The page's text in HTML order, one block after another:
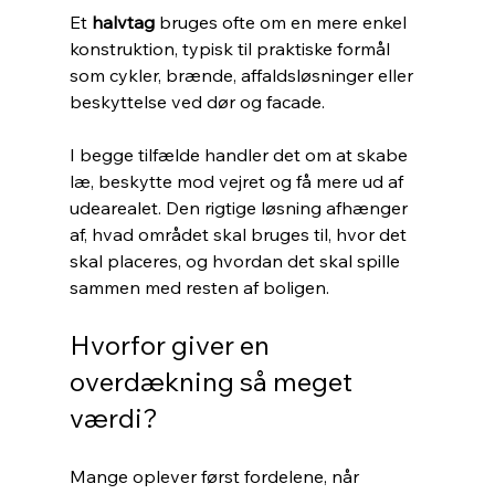
Et halvtag bruges ofte om en mere enkel
konstruktion, typisk til praktiske formål
som cykler, brænde, affaldsløsninger eller
beskyttelse ved dør og facade.
I begge tilfælde handler det om at skabe
læ, beskytte mod vejret og få mere ud af
udearealet. Den rigtige løsning afhænger
af, hvad området skal bruges til, hvor det
skal placeres, og hvordan det skal spille
sammen med resten af boligen.
Hvorfor giver en
overdækning så meget
værdi?
Mange oplever først fordelene, når